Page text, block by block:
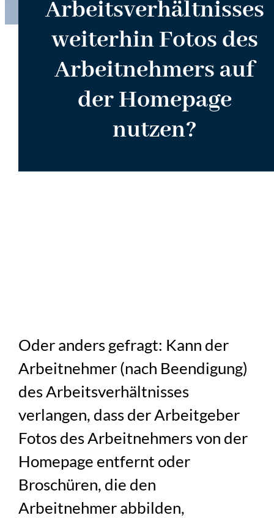
Arbeitsverhältnisses
weiterhin Fotos des
Arbeitnehmers auf
der Homepage
nutzen?
Oder anders gefragt: Kann der
Arbeitnehmer (nach Beendigung)
des Arbeitsverhältnisses
verlangen, dass der Arbeitgeber
Fotos des Arbeitnehmers von der
Homepage entfernt oder
Broschüren, die den
Arbeitnehmer abbilden,